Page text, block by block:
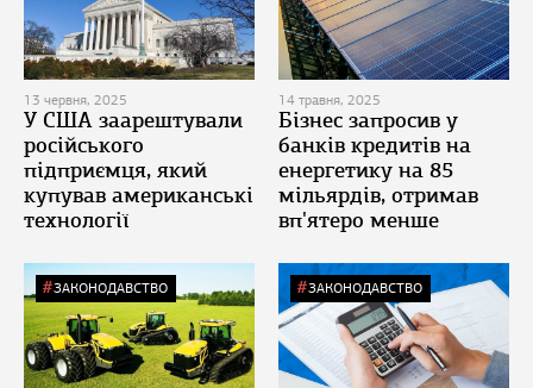
13 червня, 2025
У США заарештували
російського
підприємця, який
купував американські
технології
14 травня, 2025
Бізнес запросив у
банків кредитів на
енергетику на 85
мільярдів, отримав
вп'ятеро менше
ЗАКОНОДАВСТВО ЗАКОНОДАВСТВО